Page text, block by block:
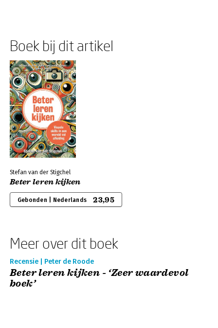
Boek bij dit artikel
Stefan van der Stigchel
Beter leren kijken
Gebonden | Nederlands 23,95
Meer over dit boek
Recensie | Peter de Roode
Beter leren kijken - ‘Zeer waardevol
boek’